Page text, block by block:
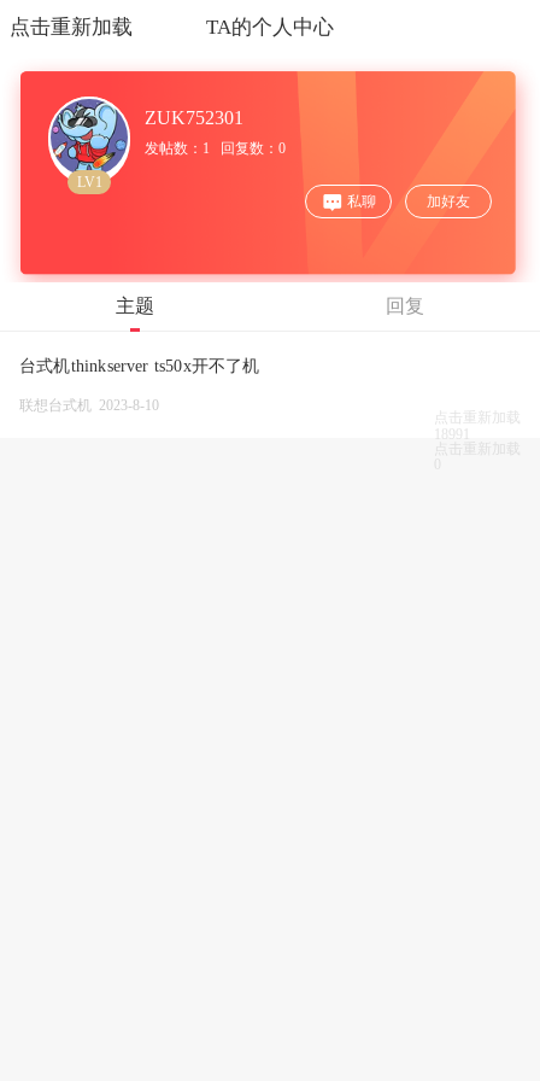
点击重新加载 TA的个人中心
LV1
ZUK752301
发帖数：1 回复数：0
私聊 加好友
主题 回复
台式机thinkserver ts50x开不了机
联想台式机 2023-8-10
点击重新加载
18991